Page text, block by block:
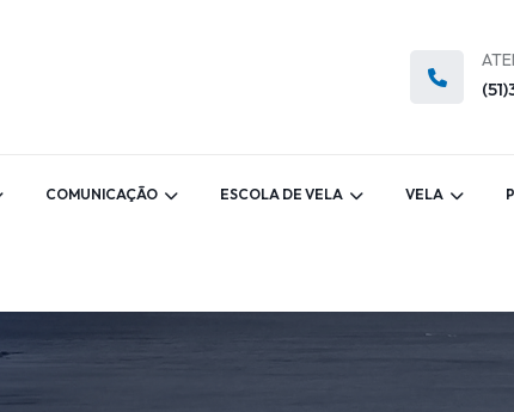
COMUNICAÇÃO ESCOLA DE VELA VELA